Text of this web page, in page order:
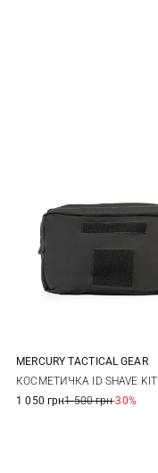
One Size
MERCURY TACTICAL GEAR
КОСМЕТИЧКА ID SHAVE KIT
1 050 грн1 500 грн-30%